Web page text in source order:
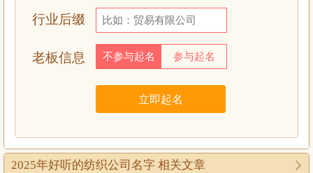
行业后缀
老板信息 不参与起名 参与起名
2025年好听的纺织公司名字 相关文章